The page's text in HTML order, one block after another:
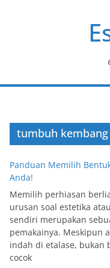
tumbuh
Panduan Memilih
Anda!
Memilih perhiasan
urusan soal estetika
sendiri merupakan
pemakainya. Meskipun
indah di etalase, bukan
cocok